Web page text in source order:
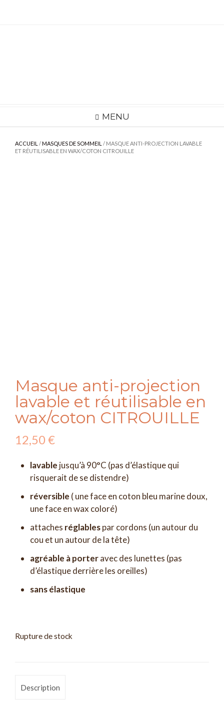
MENU
ACCUEIL /MASQUES DE SOMMEIL / MASQUE ANTI-PROJECTION LAVABLE
ET RÉUTILISABLE EN WAX/COTON CITROUILLE
Masque anti-projection
lavable et réutilisable en
wax/coton CITROUILLE
12,50€
lavable jusqu’à 90°C (pas d’élastique qui
risquerait de se distendre)
réversible ( une face en coton bleu marine doux,
une face en wax coloré)
attaches réglablespar cordons (un autour du
cou et un autour de la tête)
agréable à porteravec des lunettes (pas
d’élastique derrière les oreilles)
sans élastique
Rupture de stock
Description